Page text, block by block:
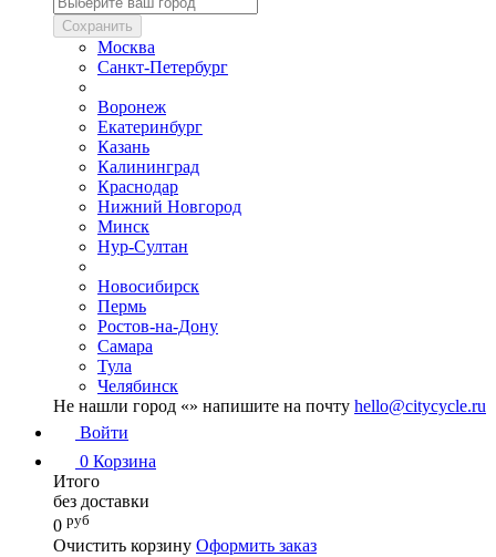
Сохранить
Москва
Санкт-Петербург
Воронеж
Екатеринбург
Казань
Калининград
Краснодар
Нижний Новгород
Минск
Нур-Султан
Новосибирск
Пермь
Ростов-на-Дону
Самара
Тула
Челябинск
Не нашли город «» напишите на почту hello@citycycle.ru
Войти
0 Корзина
Итого
без доставки
0 руб
Очистить корзину Оформить заказ